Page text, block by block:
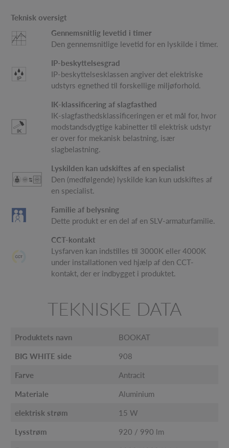
Teknisk oversigt
Gennemsnitlig levetid i timer
Den gennemsnitlige levetid for en lyskilde i timer.
IP-beskyttelsesgrad
IP-beskyttelsesklassen angiver det elektriske
udstyrs egnethed til forskellige miljøforhold.
IK-klassificering af slagfasthed
IK-slagfasthedsklassificeringen er et mål for, hvor
modstandsdygtige kabinetter til elektrisk udstyr
er over for mekanisk belastning, især
slagbelastning.
Lyskilden kan udskiftes af en specialist
Den (medfølgende) lyskilde kan kun udskiftes af
en specialist.
Familie af belysning
Dette produkt er en del af en SLV-armaturfamilie.
CCT-kontakt
Lysfarven kan indstilles til 3000K eller 4000K
under installationen ved hjælp af den CCT-
kontakt, der er indbygget i produktet.
TEKNISKE DATA
Produktets navn BOOKAT
BIG WHITE side 908
Farve Antracit
Materiale Aluminium
elektrisk strøm 15 W
Lysstrøm 920 / 990 lm